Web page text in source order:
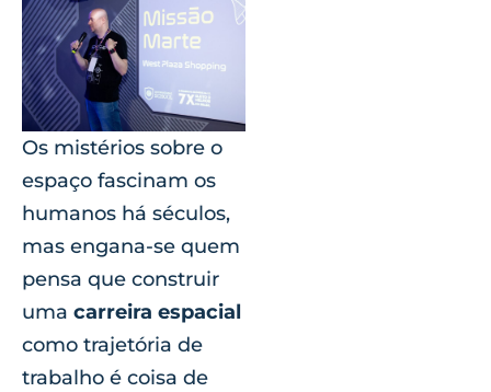
Os mistérios sobre o
espaço fascinam os
humanos há séculos,
mas engana-se quem
pensa que construir
uma carreira espacial
como trajetória de
trabalho é coisa de